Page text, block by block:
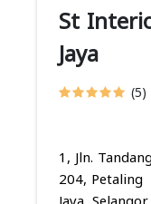
St
Jaya
(5)
1, Jln. Tandang
204, Petaling